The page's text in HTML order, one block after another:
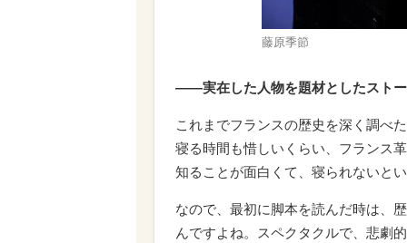
藤原季節
――実在した人物を題材としたスト
これまでフランスの歴史を深く調べ
寝る時間も惜しいくらい、フランス
知ることが面白くて、寝られないと
なので、最初に脚本を読んだ時は、
んですよね。スペクタクルで、悲劇